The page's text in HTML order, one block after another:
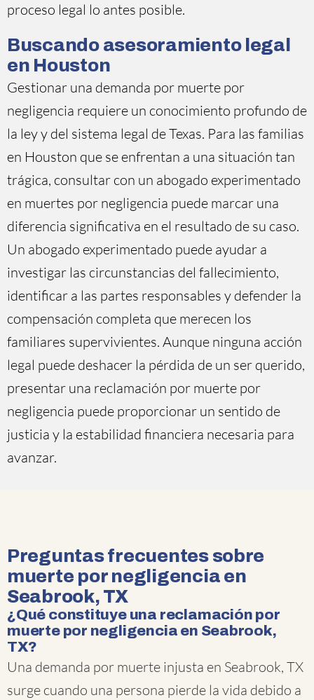
proceso legal lo antes posible.
Buscando asesoramiento legal
en Houston
Gestionar una demanda por muerte por
negligencia requiere un conocimiento profundo de
la ley y del sistema legal de Texas. Para las familias
en Houston que se enfrentan a una situación tan
trágica, consultar con un abogado experimentado
en muertes por negligencia puede marcar una
diferencia significativa en el resultado de su caso.
Un abogado experimentado puede ayudar a
investigar las circunstancias del fallecimiento,
identificar a las partes responsables y defender la
compensación completa que merecen los
familiares supervivientes. Aunque ninguna acción
legal puede deshacer la pérdida de un ser querido,
presentar una reclamación por muerte por
negligencia puede proporcionar un sentido de
justicia y la estabilidad financiera necesaria para
avanzar.
Preguntas frecuentes sobre
muerte por negligencia en
Seabrook, TX
¿Qué constituye una reclamación por
muerte por negligencia en Seabrook,
TX?
Una demanda por muerte injusta en Seabrook, TX
surge cuando una persona pierde la vida debido a